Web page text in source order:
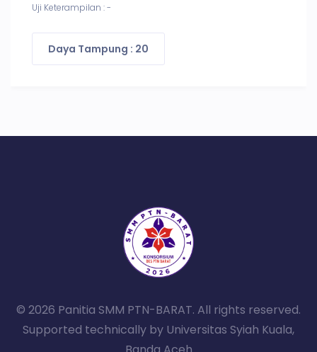
Uji Keterampilan : -
Daya Tampung : 20
© 2026 Panitia SMM PTN-BARAT. All rights reserved.
Supported technically by Universitas Syiah Kuala,